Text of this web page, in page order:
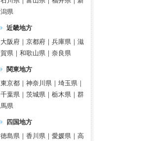
潟県
近畿地方
大阪府｜京都府｜兵庫県｜滋
賀県｜和歌山県｜奈良県
関東地方
東京都｜神奈川県｜埼玉県｜
千葉県｜茨城県｜栃木県｜群
馬県
四国地方
徳島県｜香川県｜愛媛県｜高